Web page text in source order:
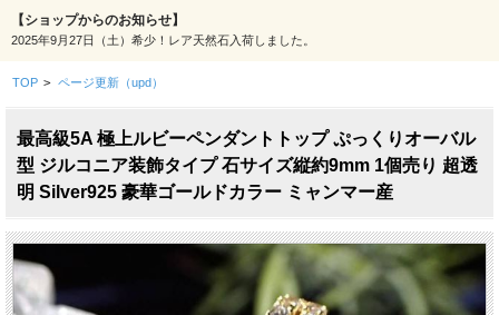
【ショップからのお知らせ】
2025年9月27日（土）希少！レア天然石入荷しました。
TOP > ページ更新（upd）
最高級5A 極上ルビーペンダントトップ ぷっくりオーバル
型 ジルコニア装飾タイプ 石サイズ縦約9mm 1個売り 超透
明 Silver925 豪華ゴールドカラー ミャンマー産